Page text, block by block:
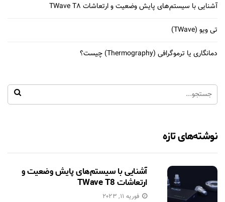
آشنایی با سیستم‌های پایش وضعیت و ارتعاشات TWave T8
تی ویو (TWave)
دمانگاری یا ترموگرافی (Thermography) چیست؟
نوشته‌های تازه
آشنایی با سیستم‌های پایش وضعیت و
ارتعاشات TWave T8
فوریه 11, 2023